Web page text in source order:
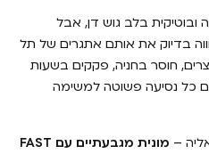
בלב גוש דן, אבל
בדיוק את אותם אתגרים של תל
חוסר בחניה, פקקים בשעות
כל נסיעה פשוטה למשימה
–
מונית מגבעתיים עם FAST